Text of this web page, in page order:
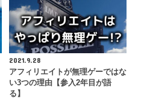
2021.9.28
アフィリエイトが無理ゲーではな
い3つの理由【参入2年目が語
る】